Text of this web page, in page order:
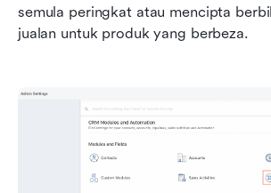
semula peringkat atau mencipta
jualan untuk produk yang berbeza.